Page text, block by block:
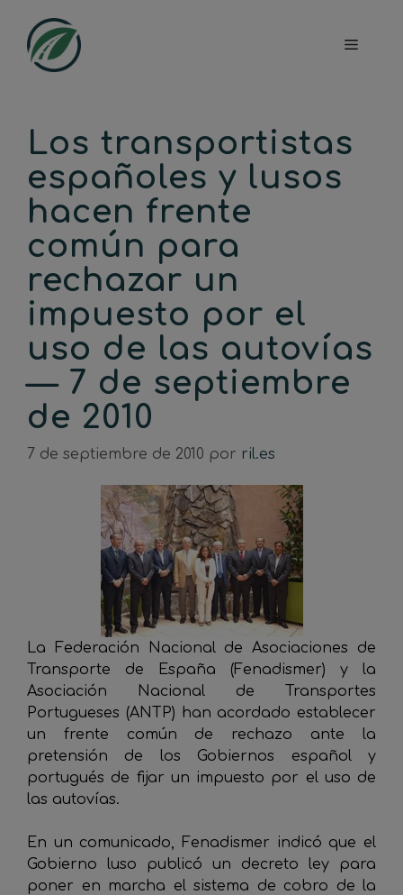
contenido
Menú
Los transportistas
españoles y lusos
hacen frente
común para
rechazar un
impuesto por el
uso de las autovías
— 7 de septiembre
de 2010
7 de septiembre de 2010 por ril.es
La Federación Nacional de Asociaciones de
Transporte de España (Fenadismer) y la
Asociación Nacional de Transportes
Portugueses (ANTP) han acordado establecer
un frente común de rechazo ante la
pretensión de los Gobiernos español y
portugués de fijar un impuesto por el uso de
las autovías.
En un comunicado, Fenadismer indicó que el
Gobierno luso publicó un decreto ley para
poner en marcha el sistema de cobro de la